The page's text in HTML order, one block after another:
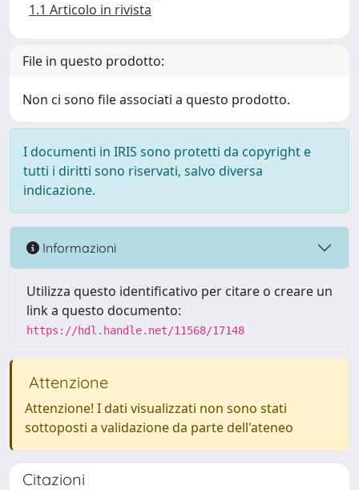
1.1 Articolo in rivista
File in questo prodotto:
Non ci sono file associati a questo prodotto.
I documenti in IRIS sono protetti da copyright e
tutti i diritti sono riservati, salvo diversa
indicazione.
Informazioni
Utilizza questo identificativo per citare o creare un
link a questo documento:
https://hdl.handle.net/11568/17148
Attenzione
Attenzione! I dati visualizzati non sono stati
sottoposti a validazione da parte dell'ateneo
Citazioni